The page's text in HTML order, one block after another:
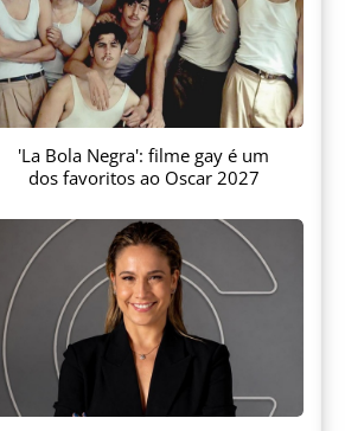
'La Bola Negra': filme gay é um
dos favoritos ao Oscar 2027